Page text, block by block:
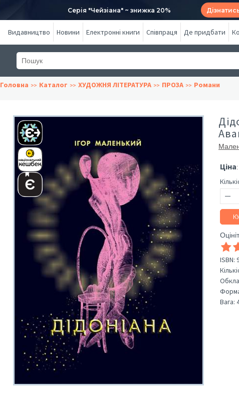
Серія "Чейзіана" ~ знижка 20%
Видавництво Новини Електронні книги Співпраця Де придбати
Головна Каталог ХУДОЖНЯ ЛІТЕРАТУРА ПРОЗА Романи
Ціна:
ISBN:
Вага: